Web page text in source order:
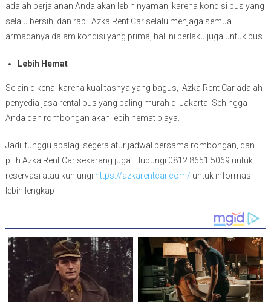
adalah perjalanan Anda akan lebih nyaman, karena kondisi bus yang
selalu bersih, dan rapi. Azka Rent Car selalu menjaga semua
armadanya dalam kondisi yang prima, hal ini berlaku juga untuk bus.
Lebih Hemat
Selain dikenal karena kualitasnya yang bagus, Azka Rent Car adalah
penyedia jasa rental bus yang paling murah di Jakarta. Sehingga
Anda dan rombongan akan lebih hemat biaya.
Jadi, tunggu apalagi segera atur jadwal bersama rombongan, dan
pilih Azka Rent Car sekarang juga. Hubungi 0812 8651 5069 untuk
reservasi atau kunjungi https://azkarentcar.com/ untuk informasi
lebih lengkap